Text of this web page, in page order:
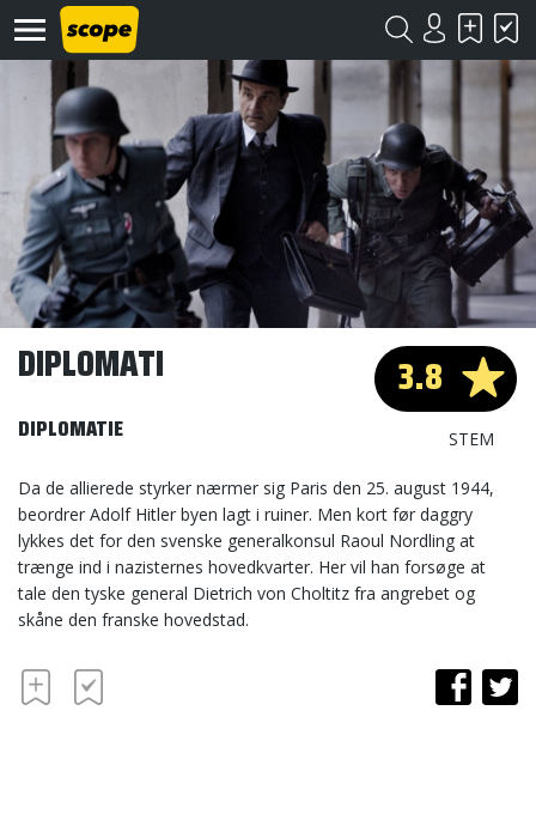
Om
Scope
3.8
STEM
DIPLOMATI
DIPLOMATIE
Da de allierede styrker nærmer sig Paris den 25. august 1944,
beordrer Adolf Hitler byen lagt i ruiner. Men kort før daggry
lykkes det for den svenske generalkonsul Raoul Nordling at
trænge ind i nazisternes hovedkvarter. Her vil han forsøge at
tale den tyske general Dietrich von Choltitz fra angrebet og
skåne den franske hovedstad.